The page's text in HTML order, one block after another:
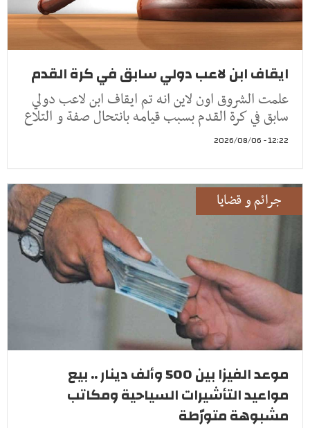
ايقاف ابن لاعب دولي سابق في كرة القدم
علمت الشروق اون لاين انه تم ايقاف ابن لاعب دولي
سابق في كرة القدم بسبب قيامه بانتحال صفة و التلاع
12:22 - 2026/08/06
جرائم و قضايا
موعد الفيزا بين 500 وألف دينار .. بيع
مواعيد التأشيرات السياحية ومكاتب
مشبوهة متورّطة